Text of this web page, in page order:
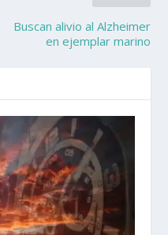
Buscan alivio al Alzheimer
en ejemplar marino